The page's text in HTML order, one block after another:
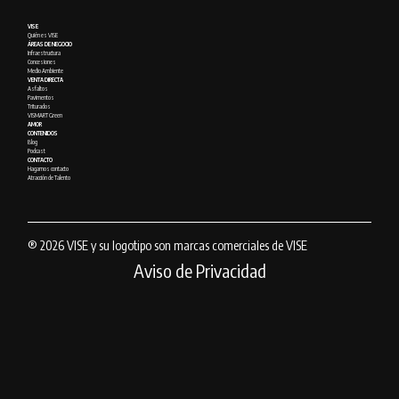
VISE
Quién es VISE
ÁREAS DE NEGOCIO
Infraestructura
Concesiones
Medio Ambiente
VENTA DIRECTA
Asfaltos
Pavimentos
Triturados
VISMART Green
AMOR
CONTENIDOS
Blog
Podcast
CONTACTO
Hagamos contacto
Atracción de Talento
® 2026 VISE y su logotipo son marcas comerciales de VISE
Aviso de Privacidad